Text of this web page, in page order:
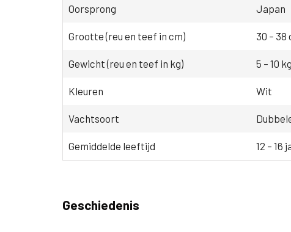
Oorsprong Japan
Grootte (reu en teef in cm) 30 – 38
Gewicht (reu en teef in kg) 5 – 10
Kleuren Wit
Vachtsoort
Gemiddelde leeftijd 12 – 16
Geschiedenis